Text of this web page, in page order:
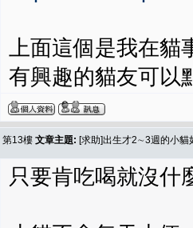
上面這個是我在貓
有興趣的貓友可以
第13樓 文章主題: [求助]出生才2∼3週的小貓
只要肯吃喝就沒什